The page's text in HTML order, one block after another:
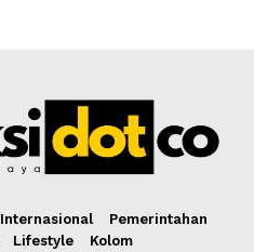
Internasional
Pemerintahan
Lifestyle Kolom